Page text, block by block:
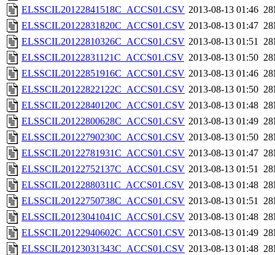
ELSSCIL20122841518C_ACCS01.CSV 2013-08-13 01:46
ELSSCIL20122831820C_ACCS01.CSV 2013-08-13 01:47
ELSSCIL20122810326C_ACCS01.CSV 2013-08-13 01:51
ELSSCIL20122831121C_ACCS01.CSV 2013-08-13 01:50
ELSSCIL20122851916C_ACCS01.CSV 2013-08-13 01:46
ELSSCIL20122822122C_ACCS01.CSV 2013-08-13 01:50
ELSSCIL20122840120C_ACCS01.CSV 2013-08-13 01:48
ELSSCIL20122800628C_ACCS01.CSV 2013-08-13 01:49
ELSSCIL20122790230C_ACCS01.CSV 2013-08-13 01:50
ELSSCIL20122781931C_ACCS01.CSV 2013-08-13 01:47
ELSSCIL20122752137C_ACCS01.CSV 2013-08-13 01:51
ELSSCIL20122880311C_ACCS01.CSV 2013-08-13 01:48
ELSSCIL20122750738C_ACCS01.CSV 2013-08-13 01:51
ELSSCIL20123041041C_ACCS01.CSV 2013-08-13 01:48
ELSSCIL20122940602C_ACCS01.CSV 2013-08-13 01:49
ELSSCIL20123031343C_ACCS01.CSV 2013-08-13 01:48